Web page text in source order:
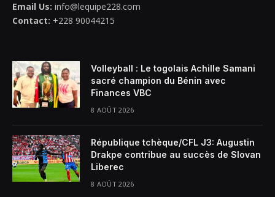
Email Us: info@lequipe228.com
Contact: +228 90044215
Volleyball : Le togolais Achille Samani
sacré champion du Bénin avec
Finances VBC
8 AOÛT 2026
République tchèque/CFL J3: Augustin
Drakpe contribue au succès de Slovan
Liberec
8 AOÛT 2026